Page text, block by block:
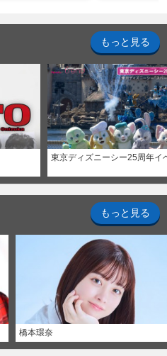
もっと見る
東京ディズニーシー25周年イ
もっと見る
橋本環奈